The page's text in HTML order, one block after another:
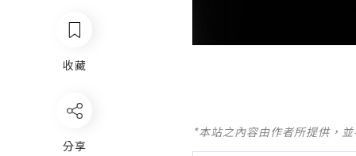
收藏
分享
*本站之內容由作者所提供，